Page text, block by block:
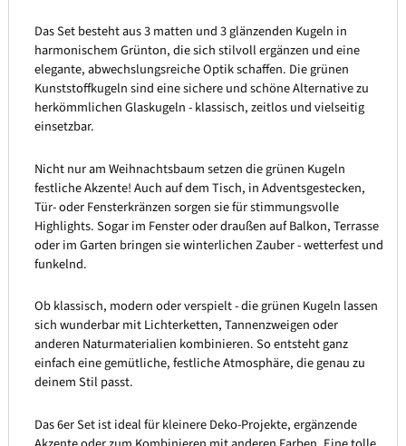
Das Set besteht aus 3 matten und 3 glänzenden Kugeln in
harmonischem Grünton, die sich stilvoll ergänzen und eine
elegante, abwechslungsreiche Optik schaffen. Die grünen
Kunststoffkugeln sind eine sichere und schöne Alternative zu
herkömmlichen Glaskugeln - klassisch, zeitlos und vielseitig
einsetzbar.
Nicht nur am Weihnachtsbaum setzen die grünen Kugeln
festliche Akzente! Auch auf dem Tisch, in Adventsgestecken,
Tür- oder Fensterkränzen sorgen sie für stimmungsvolle
Highlights. Sogar im Fenster oder draußen auf Balkon, Terrasse
oder im Garten bringen sie winterlichen Zauber - wetterfest und
funkelnd.
Ob klassisch, modern oder verspielt - die grünen Kugeln lassen
sich wunderbar mit Lichterketten, Tannenzweigen oder
anderen Naturmaterialien kombinieren. So entsteht ganz
einfach eine gemütliche, festliche Atmosphäre, die genau zu
deinem Stil passt.
Das 6er Set ist ideal für kleinere Deko-Projekte, ergänzende